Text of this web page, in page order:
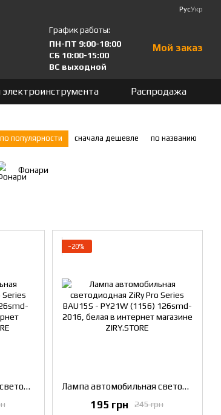
РусУкр
График работы:
ПН-ПТ 9:00-18:00
СБ 10:00-15:00
ВС выходной
Мой заказ
Распродажа
по популярности сначала дешевле по названию
Фонари
Лампа автомобильная светодиодная ZiRy Pro Series BA15S - P21W (1156) 126smd-2016, красная
−20%
Лампа автомобильная светодиодная ZiRy Pro Series BAU15S - PY21W (1156) 126smd-2016, белая
245 грн
195 грн